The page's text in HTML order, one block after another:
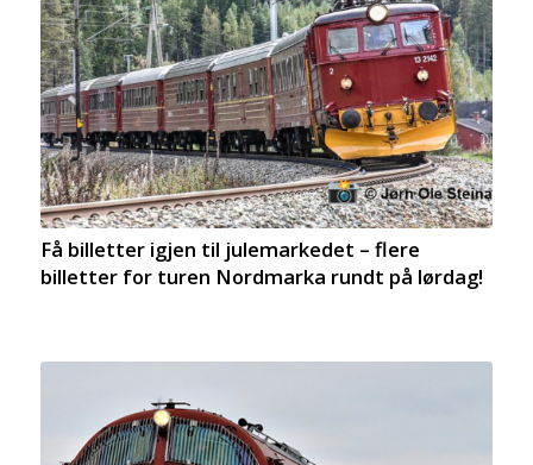
Få billetter igjen til julemarkedet – flere
billetter for turen Nordmarka rundt på lørdag!